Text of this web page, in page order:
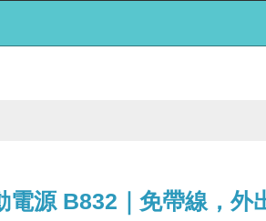
源 B832｜免帶線，外